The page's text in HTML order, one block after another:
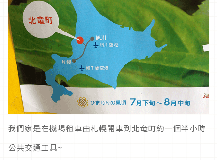
我們家是在機場租車由札幌開車到北竜町約一個半小時
公共交通工具~